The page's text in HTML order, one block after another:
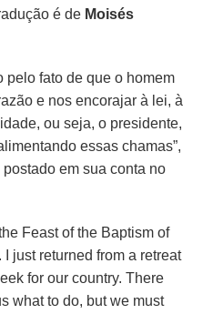
é de Moisés
pelo fato de que o homem
e nos encorajar à lei, à
ou seja, o presidente,
essas chamas”,
em sua conta no
Feast of the Baptism of
just returned from a retreat
for our country. There
what to do, but we must